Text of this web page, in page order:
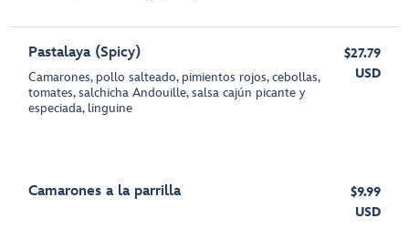
Pastalaya (Spicy)
Camarones, pollo salteado, pimientos rojos, cebollas,
tomates, salchicha Andouille, salsa cajún picante y
especiada, linguine
$27.79
USD
Camarones a la parrilla
$9.99
USD